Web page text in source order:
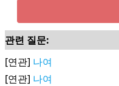
관련 질문:
[연관] 나여
[연관] 나여